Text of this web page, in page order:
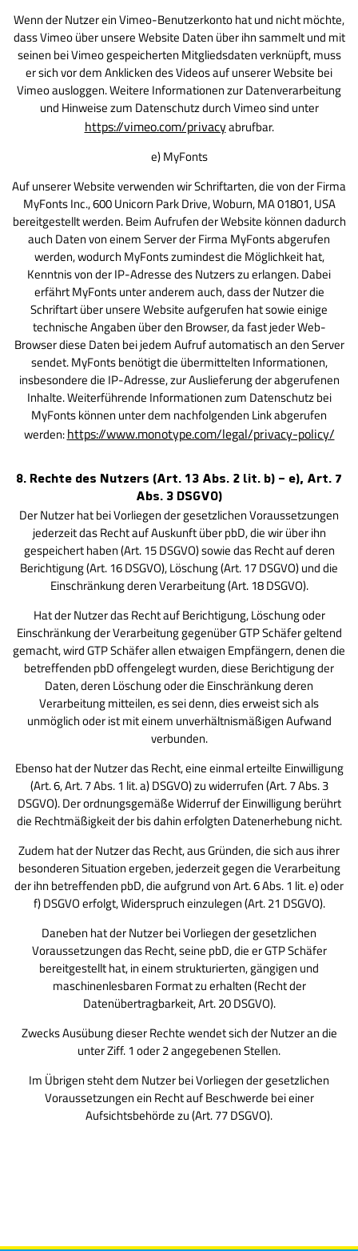
Wenn der Nutzer ein Vimeo-Benutzerkonto hat und nicht möchte,
dass Vimeo über unsere Website Daten über ihn sammelt und mit
seinen bei Vimeo gespeicherten Mitgliedsdaten verknüpft, muss
er sich vor dem Anklicken des Videos auf unserer Website bei
Vimeo ausloggen. Weitere Informationen zur Datenverarbeitung
und Hinweise zum Datenschutz durch Vimeo sind unter
https://vimeo.com/privacyabrufbar.
e) MyFonts
Auf unserer Website verwenden wir Schriftarten, die von der Firma
MyFonts Inc., 600 Unicorn Park Drive, Woburn, MA 01801, USA
bereitgestellt werden. Beim Aufrufen der Website können dadurch
auch Daten von einem Server der Firma MyFonts abgerufen
werden, wodurch MyFonts zumindest die Möglichkeit hat,
Kenntnis von der IP-Adresse des Nutzers zu erlangen. Dabei
erfährt MyFonts unter anderem auch, dass der Nutzer die
Schriftart über unsere Website aufgerufen hat sowie einige
technische Angaben über den Browser, da fast jeder Web-
Browser diese Daten bei jedem Aufruf automatisch an den Server
sendet. MyFonts benötigt die übermittelten Informationen,
insbesondere die IP-Adresse, zur Auslieferung der abgerufenen
Inhalte. Weiterführende Informationen zum Datenschutz bei
MyFonts können unter dem nachfolgenden Link abgerufen
werden:https://www.monotype.com/legal/privacy-policy/
8. Rechte des Nutzers (Art. 13 Abs. 2 lit. b) – e), Art. 7
Abs. 3 DSGVO)
Der Nutzer hat bei Vorliegen der gesetzlichen Voraussetzungen
jederzeit das Recht auf Auskunft über pbD, die wir über ihn
gespeichert haben (Art. 15 DSGVO) sowie das Recht auf deren
Berichtigung (Art. 16 DSGVO), Löschung (Art. 17 DSGVO) und die
Einschränkung deren Verarbeitung (Art. 18 DSGVO).
Hat der Nutzer das Recht auf Berichtigung, Löschung oder
Einschränkung der Verarbeitung gegenüber GTP Schäfer geltend
gemacht, wird GTP Schäfer allen etwaigen Empfängern, denen die
betreffenden pbD offengelegt wurden, diese Berichtigung der
Daten, deren Löschung oder die Einschränkung deren
Verarbeitung mitteilen, es sei denn, dies erweist sich als
unmöglich oder ist mit einem unverhältnismäßigen Aufwand
verbunden.
Ebenso hat der Nutzer das Recht, eine einmal erteilte Einwilligung
(Art. 6, Art. 7 Abs. 1 lit. a) DSGVO) zu widerrufen (Art. 7 Abs. 3
DSGVO). Der ordnungsgemäße Widerruf der Einwilligung berührt
die Rechtmäßigkeit der bis dahin erfolgten Datenerhebung nicht.
Zudem hat der Nutzer das Recht, aus Gründen, die sich aus ihrer
besonderen Situation ergeben, jederzeit gegen die Verarbeitung
der ihn betreffenden pbD, die aufgrund von Art. 6 Abs. 1 lit. e) oder
f) DSGVO erfolgt, Widerspruch einzulegen (Art. 21 DSGVO).
Daneben hat der Nutzer bei Vorliegen der gesetzlichen
Voraussetzungen das Recht, seine pbD, die er GTP Schäfer
bereitgestellt hat, in einem strukturierten, gängigen und
maschinenlesbaren Format zu erhalten (Recht der
Datenübertragbarkeit, Art. 20 DSGVO).
Zwecks Ausübung dieser Rechte wendet sich der Nutzer an die
unter Ziff. 1 oder 2 angegebenen Stellen.
Im Übrigen steht dem Nutzer bei Vorliegen der gesetzlichen
Voraussetzungen ein Recht auf Beschwerde bei einer
Aufsichtsbehörde zu (Art. 77 DSGVO).